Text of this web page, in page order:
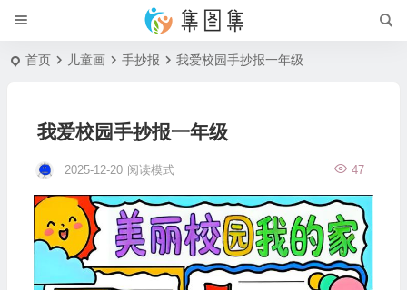
首页 儿童画 手抄报 我爱校园手抄报一年级
我爱校园手抄报一年级
2025-12-20 47
阅读模式